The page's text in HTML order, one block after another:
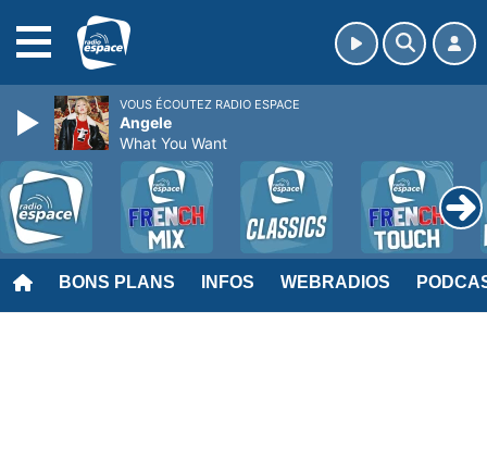
BONS PLANS INFOS WEBRADIOS
VOUS ÉCOUTEZ RADIO ESPACE
Angele
What You Want